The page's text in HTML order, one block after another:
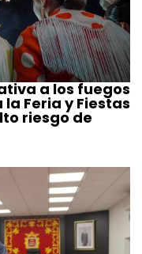
a los fuegos
Feria y Fiestas
riesgo de